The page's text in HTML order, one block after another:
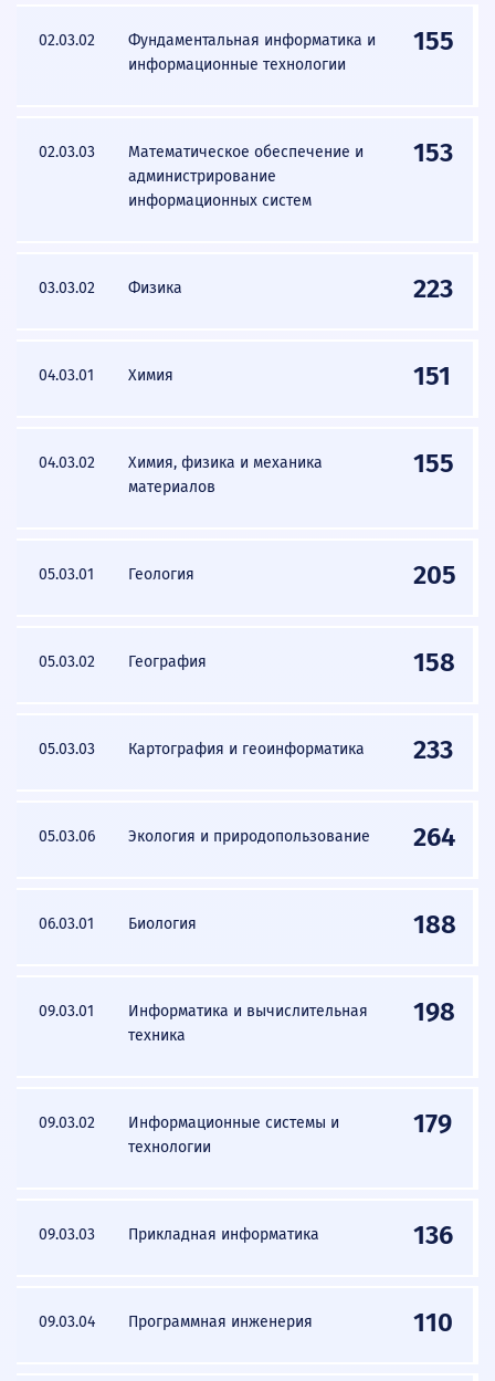
02.03.02
Фундаментальная информатика и
информационные технологии
155
02.03.03
Математическое обеспечение и
администрирование
информационных систем
153
03.03.02 Физика 223
04.03.01 Химия 151
04.03.02
Химия, физика и механика
материалов
155
05.03.01 Геология 205
05.03.02 География 158
05.03.03 Картография и геоинформатика 233
05.03.06 Экология и природопользование 264
06.03.01 Биология 188
09.03.01
Информатика и вычислительная
техника
198
09.03.02
Информационные системы и
технологии
179
09.03.03 Прикладная информатика 136
09.03.04 Программная инженерия 110